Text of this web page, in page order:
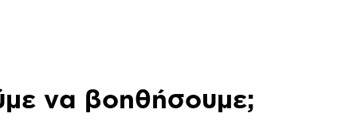
να βοηθήσουμε;